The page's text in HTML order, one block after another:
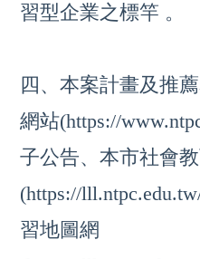
習型企業之標竿 。
四、本案計畫及推
網站(https://
子公告、本市社會
(https://
習地圖網